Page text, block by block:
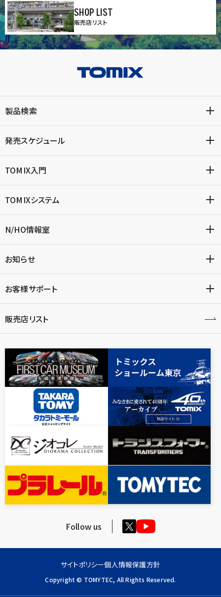
SHOP LIST
販売店リスト
製品検索
発売スケジュール
TOMIX入門
TOMIXシステム
N/HO情報室
お知らせ
お客様サポート
販売店リスト
Follow us
サイトポリシー個人情報保護方針
Copyright © TOMYTEC, All Rights Reserved.